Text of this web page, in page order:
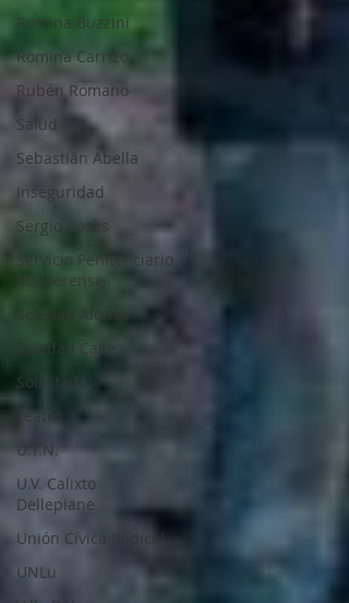
Romina Buzzini
Romina Carrizo
Rubén Romano
Salud
Sebastián Abella
Inseguridad
Sergio Roses
Servicio Penitenciario
Bonaerense
Soledad Alonso
Soledad Calle
Solicitada
Teatro
U.T.N.
U.V. Calixto
Dellepiane
Unión Cívica Radical
UNLu